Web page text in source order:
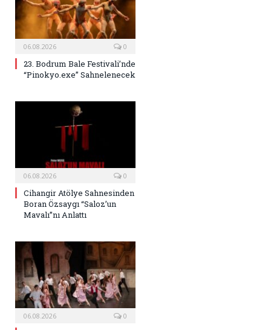
06.08.2026 0
23. Bodrum Bale Festivali’nde
“Pinokyo.exe” Sahnelenecek
06.08.2026 0
Cihangir Atölye Sahnesinden
Boran Özsaygı “Saloz’un
Mavalı”nı Anlattı
06.08.2026 0